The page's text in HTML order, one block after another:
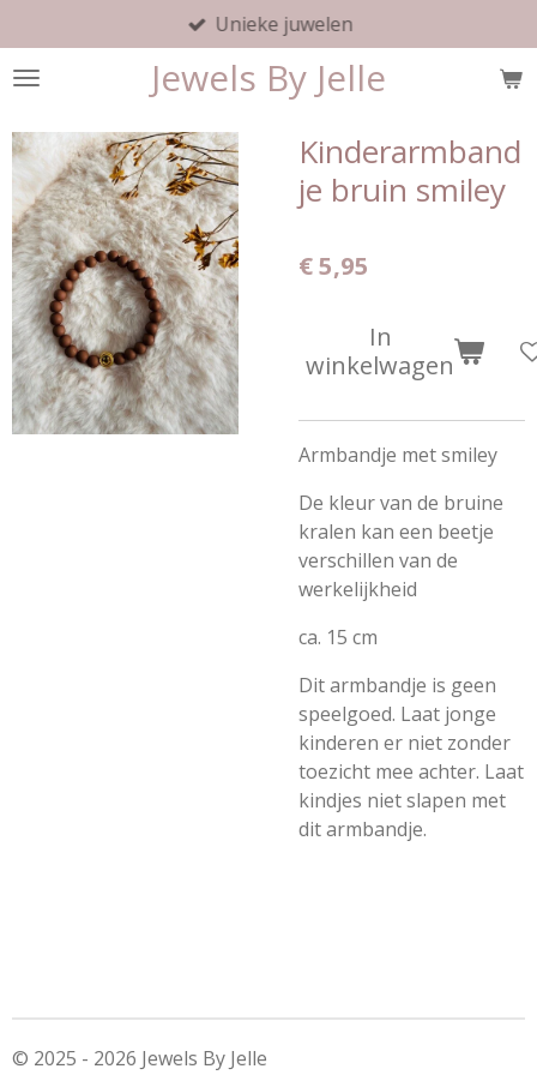
direct
naar
hoofdinhoud
Jewels By Jelle
Unieke juwelen
Kinderarmband
je bruin smiley
€ 5,95
In
winkelwagen
Armbandje met smiley
De kleur van de bruine
kralen kan een beetje
verschillen van de
werkelijkheid
ca. 15 cm
Dit armbandje is geen
speelgoed. Laat jonge
kinderen er niet zonder
toezicht mee achter. Laat
kindjes niet slapen met
dit armbandje.
© 2025 - 2026 Jewels By Jelle